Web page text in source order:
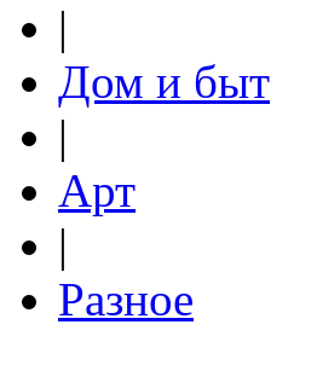
|
Дом и быт
|
Арт
|
Разное